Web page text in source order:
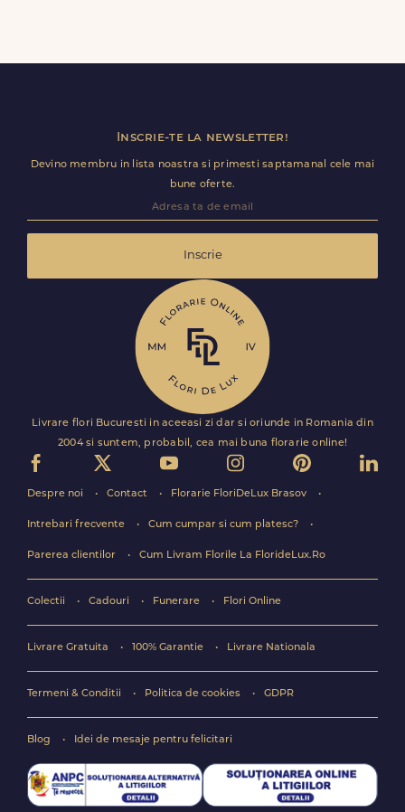
adaugi detalii utile (nume receptie, etaj, salon) ca livrarea
Inscrie-te la newsletter!
Devino membru in lista noastra si primesti saptamanal cele mai
bune oferte.
Inscrie
Livrare flori Bucuresti in aceeasi zi dar si oriunde in Romania din
2004 si suntem, probabil, cea mai buna florarie online!
Despre noi Contact Florarie FloriDeLux Brasov
Intrebari frecvente Cum cumpar si cum platesc?
Parerea clientilor Cum Livram Florile La FlorideLux.Ro
Colectii Cadouri Funerare Flori Online
Livrare Gratuita 100% Garantie Livrare Nationala
Termeni & Conditii Politica de cookies GDPR
Blog Idei de mesaje pentru felicitari